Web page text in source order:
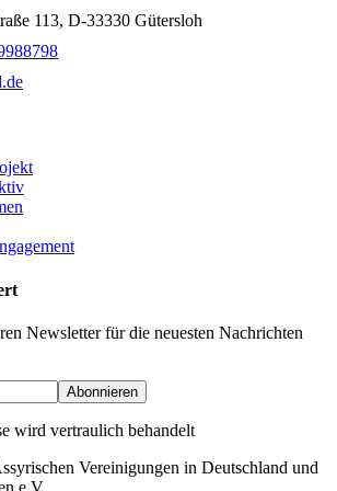
113, D-33330 Gütersloh
Newsletter für die neuesten Nachrichten
Abonnieren
wird vertraulich behandelt
Vereinigungen in Deutschland und
e.V.